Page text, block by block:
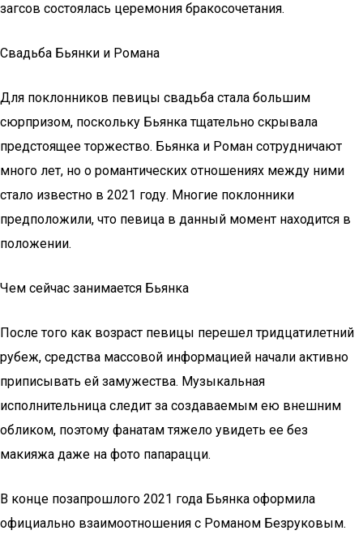
загсов состоялась церемония бракосочетания.
Свадьба Бьянки и Романа
Для поклонников певицы свадьба стала большим
сюрпризом, поскольку Бьянка тщательно скрывала
предстоящее торжество. Бьянка и Роман сотрудничают
много лет, но о романтических отношениях между ними
стало известно в 2021 году. Многие поклонники
предположили, что певица в данный момент находится в
положении.
Чем сейчас занимается Бьянка
После того как возраст певицы перешел тридцатилетний
рубеж, средства массовой информацией начали активно
приписывать ей замужества. Музыкальная
исполнительница следит за создаваемым ею внешним
обликом, поэтому фанатам тяжело увидеть ее без
макияжа даже на фото папарацци.
В конце позапрошлого 2021 года Бьянка оформила
официально взаимоотношения с Романом Безруковым.